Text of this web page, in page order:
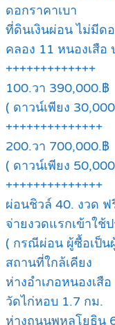
ดอกราคาเบา
ที่ดินเงินผ่อน ไม่มีด
คลอง 11 หนองเสือ
+++++++++++++
100.วา 390,000.฿
( ดาวน์เพียง
++++++++++++++
200.วา 700,000.฿
( ดาวน์เพียง
++++++++++++++
ผ่อนชิวล์ 40. งวด ฟ
จ่ายงวดแรกเข้าใช้
( กรณีผ่อน ผู้ซื้อเป็น
สถานที่ใกล้เคียง
ห่างอำเภอหนองเสื
วัดไก่หอบ 1.7 กม.
ห่างถนนพหลโยธิน